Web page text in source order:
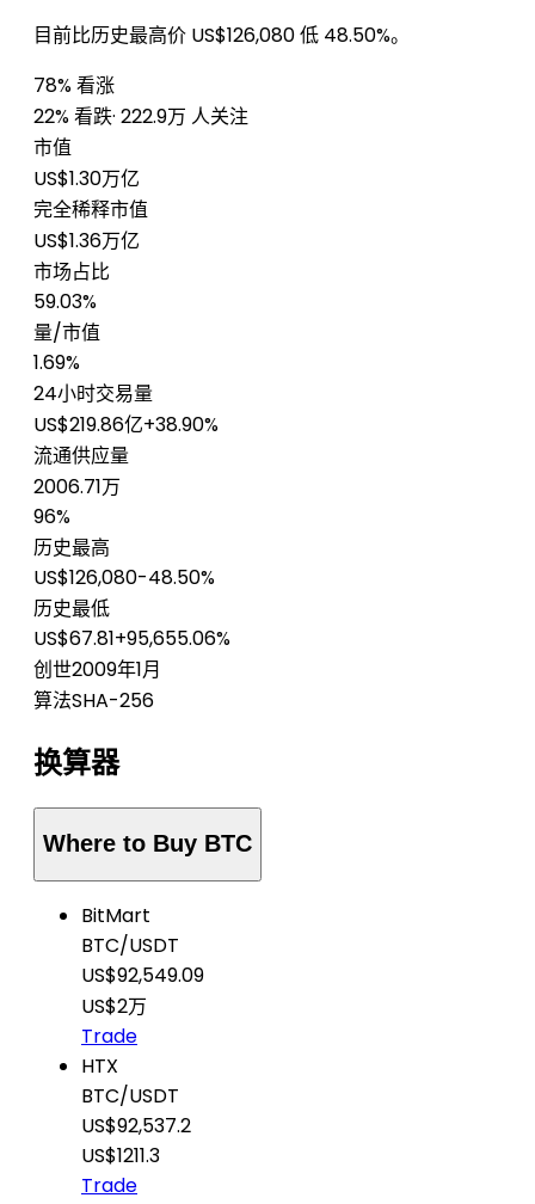
目前比历史最高价 US$126,080 低 48.50%。
78% 看涨
22% 看跌· 222.9万 人关注
市值
US$1.30万亿
完全稀释市值
US$1.36万亿
市场占比
59.03%
量/市值
1.69%
24小时交易量
US$219.86亿+38.90%
流通供应量
2006.71万
96%
历史最高
US$126,080-48.50%
历史最低
US$67.81+95,655.06%
创世2009年1月
算法SHA-256
换算器
Where to Buy BTC
BitMart
BTC/USDT
US$92,549.09
US$2万
Trade
HTX
BTC/USDT
US$92,537.2
US$1211.3
Trade